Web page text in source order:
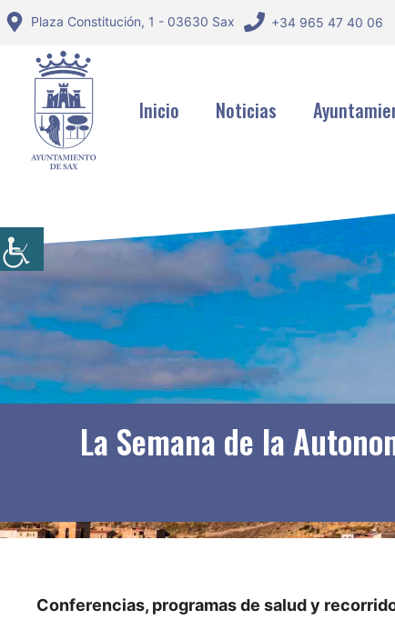
Saltar
contenido
Plaza Constitución, 1 - 03630 Sax +34 965 47 40 06
Inicio Noticias
La Semana de la
Conferencias, programas de salud y